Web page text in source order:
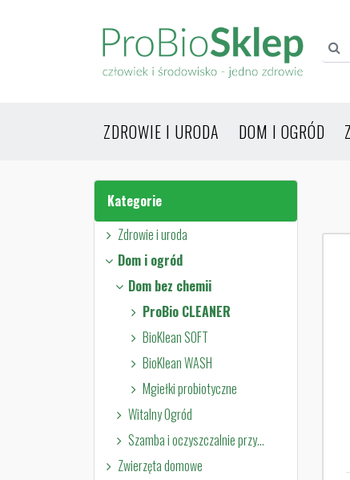
ZDROWIE I URODA DOM I OGRÓD
Kategorie
Zdrowie i uroda
Dom i ogród
Dom bez chemii
ProBio CLEANER
BioKlean SOFT
BioKlean WASH
Mgiełki probiotyczne
Witalny Ogród
Szamba i oczyszczalnie przydomowe
Zwierzęta domowe